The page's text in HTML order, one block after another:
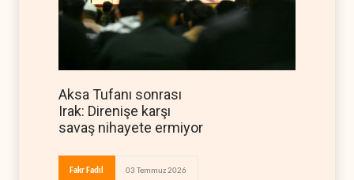
Aksa Tufanı sonrası
Irak: Direnişe karşı
savaş nihayete ermiyor
Fakr Fadıl 03 Temmuz 2026